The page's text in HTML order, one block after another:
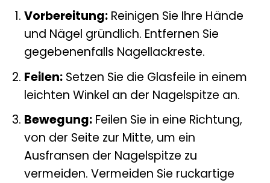
Vorbereitung:Reinigen Sie Ihre Hände
und Nägel gründlich. Entfernen Sie
gegebenenfalls Nagellackreste.
Feilen:Setzen Sie die Glasfeile in einem
leichten Winkel an der Nagelspitze an.
Bewegung:Feilen Sie in eine Richtung,
von der Seite zur Mitte, um ein
Ausfransen der Nagelspitze zu
vermeiden. Vermeiden Sie ruckartige